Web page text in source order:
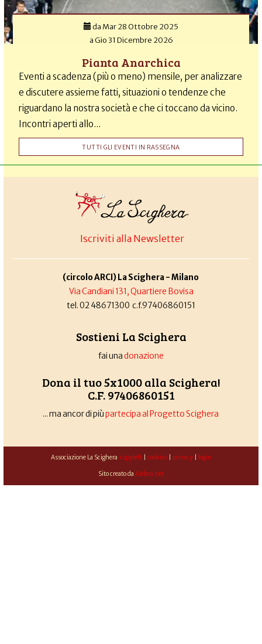
da Mar 28 Ottobre 2025
aGio 31 Dicembre 2026
Pianta Anarchica
Eventi a scadenza (più o meno) mensile, per analizzare
e discutere assieme fatti, situazioni o tendenze che
riguardano la nostra società e che ci toccano da vicino.
Incontri aperti allo...
TUTTI GLI EVENTI IN RASSEGNA
Iscriviti alla Newsletter
(circolo ARCI) La Scighera - Milano
Via Candiani 131, Quartiere Bovisa
tel. 02 48671300 c.f.97406860151
Sostieni La Scighera
fai unadonazione
Dona il tuo 5x1000 alla Scighera!
C.F. 97406860151
... ma ancor di piùpartecipa al Progetto Scighera
Associazione La Scighera copyleft| cookies| privacy| login
Sito creato da Alekos.net